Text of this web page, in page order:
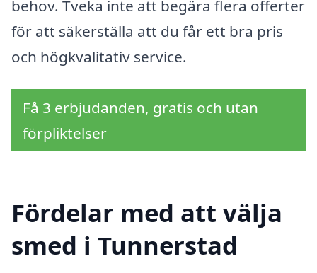
behov. Tveka inte att begära flera offerter
för att säkerställa att du får ett bra pris
och högkvalitativ service.
Få 3 erbjudanden, gratis och utan
förpliktelser
Fördelar med att välja
smed i Tunnerstad